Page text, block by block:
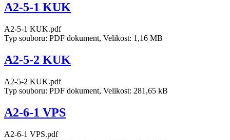
A2-5-1 KUK
A2-5-1 KUK.pdf
Typ souboru: PDF dokument, Velikost: 1,16 MB
A2-5-2 KUK
A2-5-2 KUK.pdf
Typ souboru: PDF dokument, Velikost: 281,65 kB
A2-6-1 VPS
A2-6-1 VPS.pdf